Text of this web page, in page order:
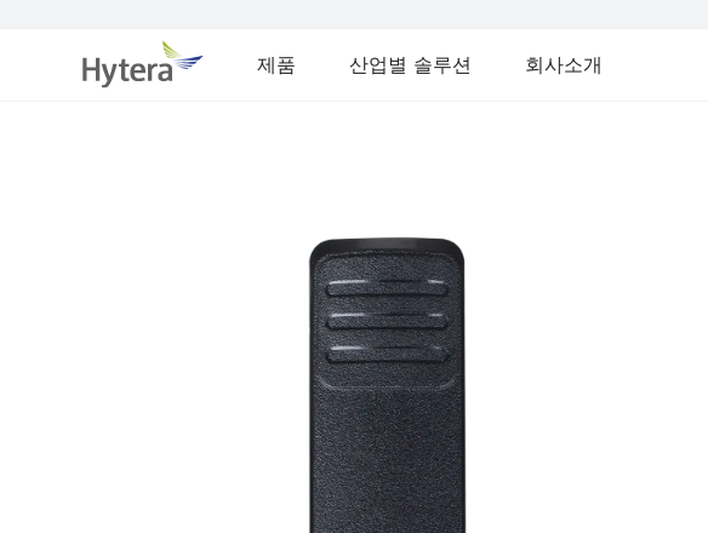
제품 산업별 솔루션 회사소개